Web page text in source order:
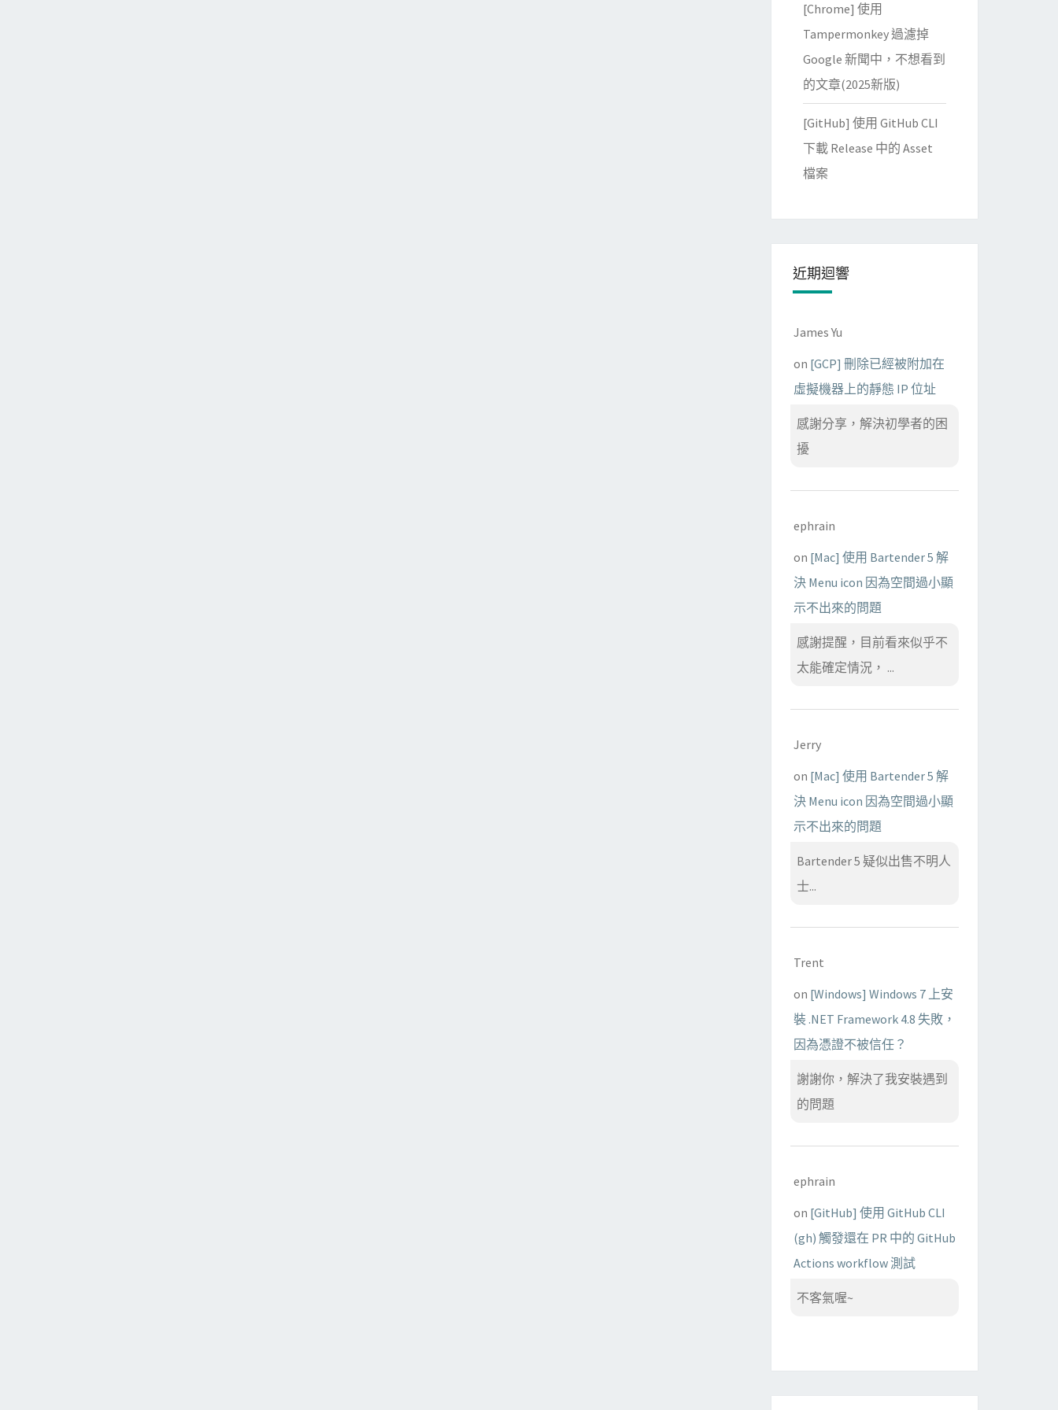
[Chrome] 使用
Tampermonkey 過濾掉
Google 新聞中，不想看到
的文章(2025新版)
[GitHub] 使用 GitHub CLI
下載 Release 中的 Asset
檔案
近期迴響
James Yu
on [GCP] 刪除已經被附加在
虛擬機器上的靜態 IP 位址
感謝分享，解決初學者的困
擾
ephrain
on [Mac] 使用 Bartender 5 解
決 Menu icon 因為空間過小顯
示不出來的問題
感謝提醒，目前看來似乎不
太能確定情況， ...
Jerry
on [Mac] 使用 Bartender 5 解
決 Menu icon 因為空間過小顯
示不出來的問題
Bartender 5 疑似出售不明人
士...
Trent
on [Windows] Windows 7 上安
裝 .NET Framework 4.8 失敗，
因為憑證不被信任？
謝謝你，解決了我安裝遇到
的問題
ephrain
on [GitHub] 使用 GitHub CLI
(gh) 觸發還在 PR 中的 GitHub
Actions workflow 測試
不客氣喔~